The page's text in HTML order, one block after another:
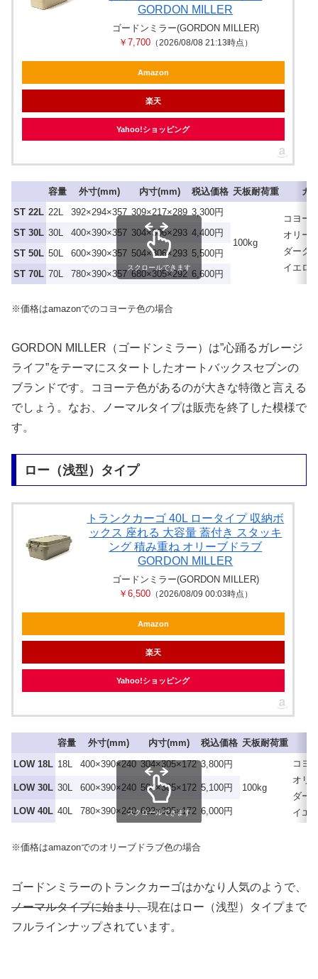
GORDON MILLER
ゴードンミラー(GORDON MILLER)
￥7,700（2026/08/08 21:13時点）
Amazon
楽天
Yahoo!ショッピング
容量 外寸(mm) 内寸(mm) 税込価格 天板耐荷重
カ
ST 22L 22L 392×294×357 309×217×289 3,300円
100kg
コヨー
オリー
ダーク
イエロ
ST 30L 30L 400×390×357 304×306×293 4,400円
ST 50L 50L 600×390×357 504×306×293 5,500円
ST 70L 70L 780×390×357 680×305×292 6,600円
スクロールできます
※価格はamazonでのコヨーテ色の場合
GORDON MILLER（ゴードンミラー）は”心踊るガレージ
ライフ”をテーマにスタートしたオートバックスセブンの
ブランドです。コヨーテ色があるのが大きな特徴と言える
でしょう。なお、ノーマルタイプは販売を終了した模様で
す。
ロー（浅型）タイプ
トランクカーゴ 40L ロータイプ 収納ボ
ックス 座れる 大容量 蓋付き スタッキ
ング 積み重ね オリーブドラブ
GORDON MILLER
ゴードンミラー(GORDON MILLER)
￥6,500（2026/08/09 00:03時点）
Amazon
楽天
Yahoo!ショッピング
容量 外寸(mm) 内寸(mm) 税込価格 天板耐荷重
LOW 18L 18L 400×390×240 304×305×172 3,800円
100kg
コヨ
オリ
ダー
イエ
LOW 30L 30L 600×390×240 504×305×172 5,100円
LOW 40L 40L 780×390×240 692×305×172 6,000円
スクロールできます
※価格はamazonでのオリーブドラブ色の場合
ゴードンミラーのトランクカーゴはかなり人気のようで、
ノーマルタイプに始まり、現在はロー（浅型）タイプまで
フルラインナップされています。